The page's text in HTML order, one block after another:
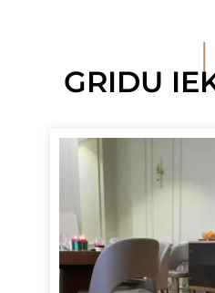
I
GRIDU